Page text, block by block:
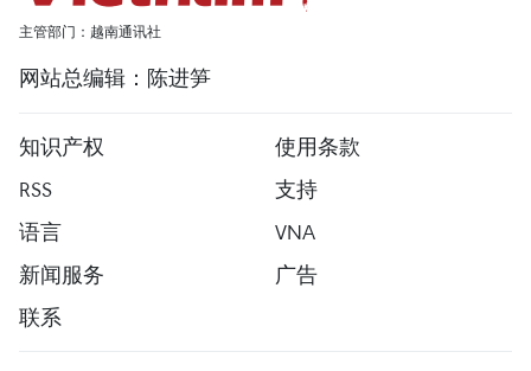
主管部门：越南通讯社
网站总编辑：陈进笋
知识产权
使用条款
RSS
支持
语言
VNA
新闻服务
广告
联系